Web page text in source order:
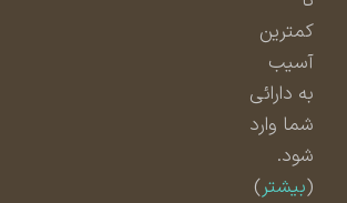
کمترین
آسیب
به دارائی
شما وارد
شود.
بیشتر)